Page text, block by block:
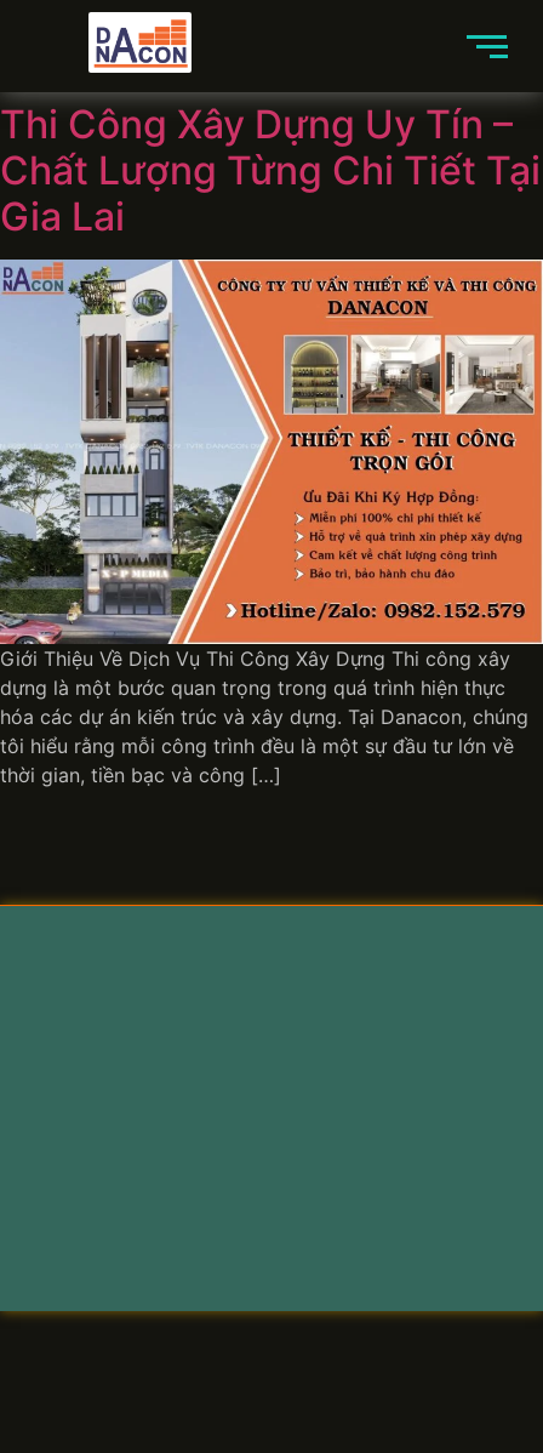
Thi Công Xây Dựng Uy Tín –
Chất Lượng Từng Chi Tiết Tại
Gia Lai
Giới Thiệu Về Dịch Vụ Thi Công Xây Dựng Thi công xây
dựng là một bước quan trọng trong quá trình hiện thực
hóa các dự án kiến trúc và xây dựng. Tại Danacon, chúng
tôi hiểu rằng mỗi công trình đều là một sự đầu tư lớn về
thời gian, tiền bạc và công […]